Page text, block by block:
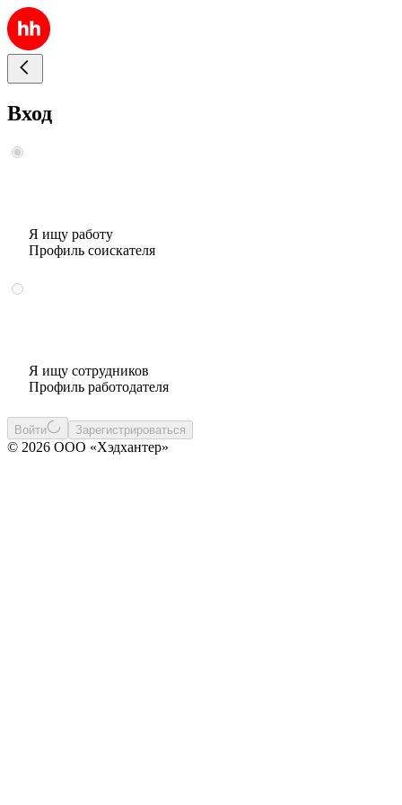
Вход
Я ищу работу
Профиль соискателя
Я ищу сотрудников
Профиль работодателя
Войти Зарегистрироваться
© 2026 ООО «Хэдхантер»